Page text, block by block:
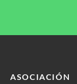
ASOCIACIÓN